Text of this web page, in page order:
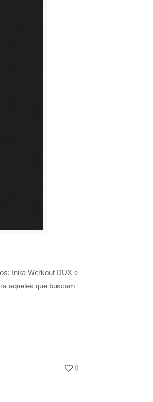
Intra Workout DUX e
aqueles que buscam
0